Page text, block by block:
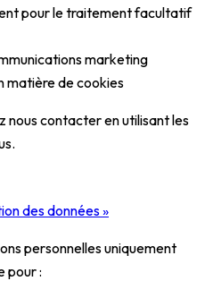
pour le traitement facultatif
marketing
matière de cookies
nous contacter en utilisant les
des données »
personnelles uniquement
pour :